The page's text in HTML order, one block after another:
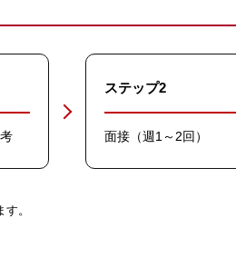
ステップ2
面接（週1～2回）
。